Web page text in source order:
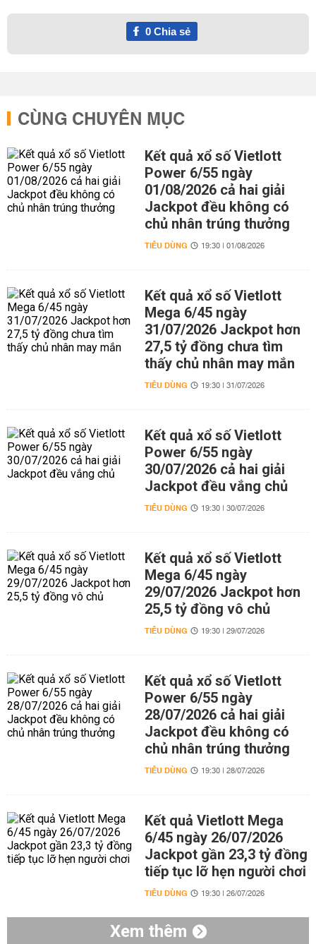
0Chia sẻ
CÙNG CHUYÊN MỤC
Kết quả xổ số Vietlott
Power 6/55 ngày
01/08/2026 cả hai giải
Jackpot đều không có
chủ nhân trúng thưởng
TIÊU DÙNG 19:30 | 01/08/2026
Kết quả xổ số Vietlott
Mega 6/45 ngày
31/07/2026 Jackpot hơn
27,5 tỷ đồng chưa tìm
thấy chủ nhân may mắn
TIÊU DÙNG 19:30 | 31/07/2026
Kết quả xổ số Vietlott
Power 6/55 ngày
30/07/2026 cả hai giải
Jackpot đều vắng chủ
TIÊU DÙNG 19:30 | 30/07/2026
Kết quả xổ số Vietlott
Mega 6/45 ngày
29/07/2026 Jackpot hơn
25,5 tỷ đồng vô chủ
TIÊU DÙNG 19:30 | 29/07/2026
Kết quả xổ số Vietlott
Power 6/55 ngày
28/07/2026 cả hai giải
Jackpot đều không có
chủ nhân trúng thưởng
TIÊU DÙNG 19:30 | 28/07/2026
Kết quả Vietlott Mega
6/45 ngày 26/07/2026
Jackpot gần 23,3 tỷ đồng
tiếp tục lỡ hẹn người chơi
TIÊU DÙNG 19:30 | 26/07/2026
Xem thêm